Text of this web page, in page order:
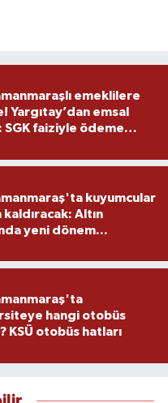
emeklilere
Yargıtay’dan emsal
SGK faiziyle ödeme
kuyumcular
kaldıracak: Altın
yeni dönem...
hangi otobüs
KSÜ otobüs hatları